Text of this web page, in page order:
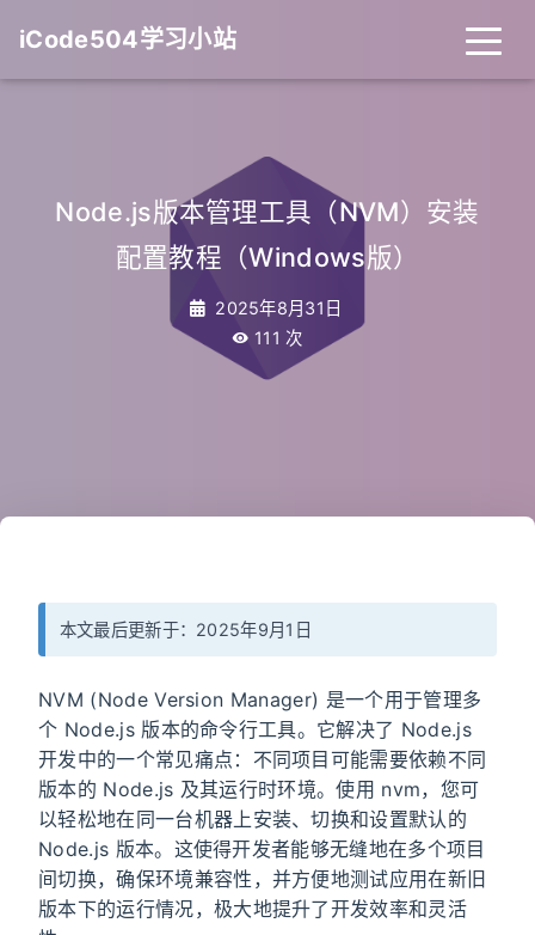
iCode504学习小站
Node.js版本管理工具（NVM）安装
配置教程（Windows版）
2025年8月31日
111 次
本文最后更新于：2025年9月1日
NVM (Node Version Manager) 是一个用于管理多
个 Node.js 版本的命令行工具。它解决了 Node.js
开发中的一个常见痛点：不同项目可能需要依赖不同
版本的 Node.js 及其运行时环境。使用 nvm，您可
以轻松地在同一台机器上安装、切换和设置默认的
Node.js 版本。这使得开发者能够无缝地在多个项目
间切换，确保环境兼容性，并方便地测试应用在新旧
版本下的运行情况，极大地提升了开发效率和灵活